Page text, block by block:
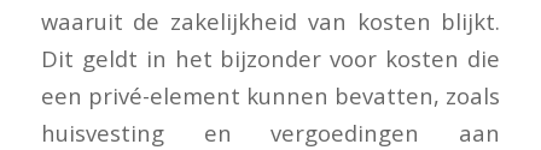
waaruit de zakelijkheid van kosten blijkt.
Dit geldt in het bijzonder voor kosten die
een privé-element kunnen bevatten, zoals
huisvesting en vergoedingen aan